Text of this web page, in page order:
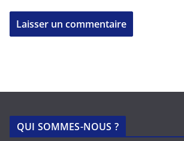
QUI SOMMES-NOUS ?